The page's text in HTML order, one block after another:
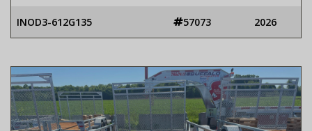
INOD3-612G135 57073 2026